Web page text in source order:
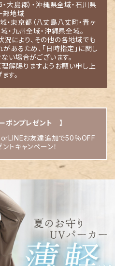
大島郡）・沖縄県全域・石川県
部地域
東京都（八丈島八丈町・青ヶ
・九州全域・沖縄県全域。
況により、その他の各地域でも
あるため、「日時指定」に関し
い場合がございます。
理解賜りますようお願い申し上
ます。
ポンプレゼント 】
お友達追加で50％OFF
トキャンペーン！